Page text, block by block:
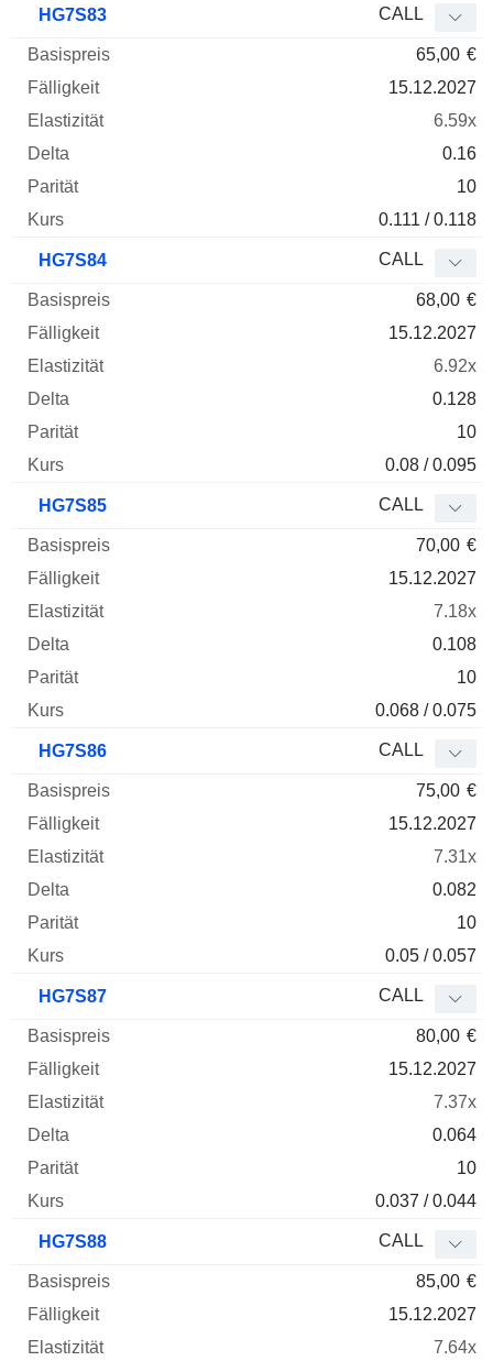
HG7S83 CALL
65,00 €
15.12.2027
6.59x
0.16
10
0.111 / 0.118
HG7S84 CALL
68,00 €
15.12.2027
6.92x
0.128
10
0.08 / 0.095
HG7S85 CALL
70,00 €
15.12.2027
7.18x
0.108
10
0.068 / 0.075
HG7S86 CALL
75,00 €
15.12.2027
7.31x
0.082
10
0.05 / 0.057
HG7S87 CALL
80,00 €
15.12.2027
7.37x
0.064
10
0.037 / 0.044
HG7S88 CALL
85,00 €
15.12.2027
7.64x